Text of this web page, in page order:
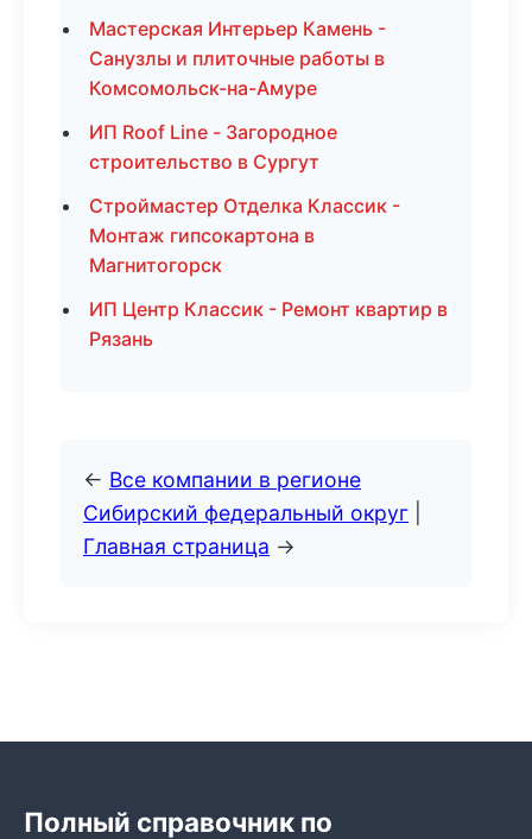
Мастерская Интерьер Камень -
Санузлы и плиточные работы в
Комсомольск-на-Амуре
ИП Roof Line - Загородное
строительство в Сургут
Строймастер Отделка Классик -
Монтаж гипсокартона в
Магнитогорск
ИП Центр Классик - Ремонт квартир в
Рязань
← Все компании в регионе
Сибирский федеральный округ
Главная страница →
Полный справочник по